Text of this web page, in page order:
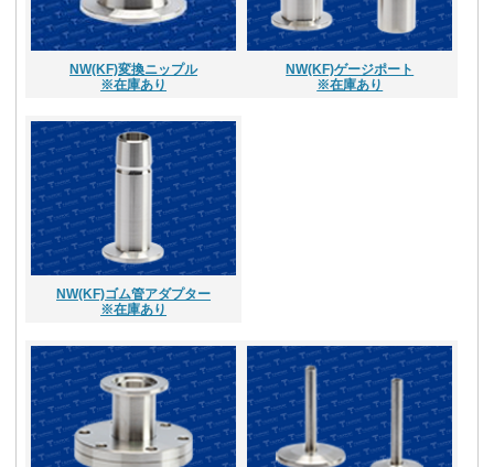
NW(KF)変換ニップル
※在庫あり
NW(KF)ゲージポート
※在庫あり
NW(KF)ゴム管アダプター
※在庫あり